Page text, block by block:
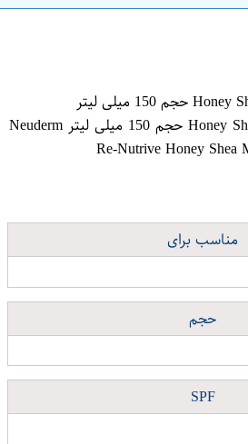
کرم دست نیودرم مدل Honey Shea حجم 150 میلی لیتر Neuderm
Re-Nutrive Honey Shea
مناسب برای
حجم
SPF